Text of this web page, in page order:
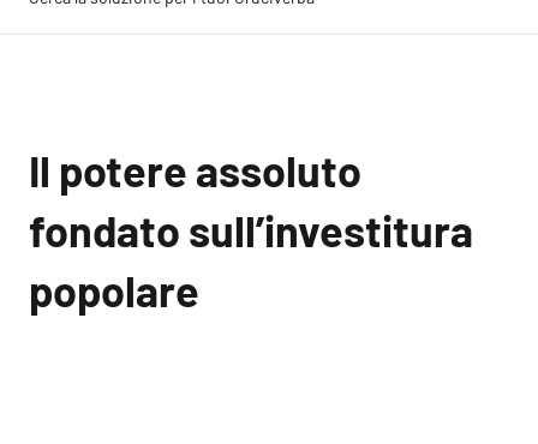
Il potere assoluto
fondato sull’investitura
popolare